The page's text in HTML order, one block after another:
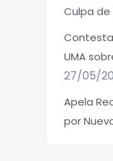
Culpa
UMA
27/05/
Apela
por